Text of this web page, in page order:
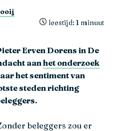
leestijd: 1 minuut
Erven Dorens in De
aan het onderzoek
het sentiment van
steden richting
beleggers zou er